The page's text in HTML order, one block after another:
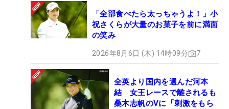
「全部食べたら太っちゃうよ！」小
祝さくらが大量のお菓子を前に満面
の笑み
2026年8月6日 (木) 14時09分 7
全英より国内を選んだ河本
結 女王レースで離されるも
桑木志帆のVに「刺激をもら